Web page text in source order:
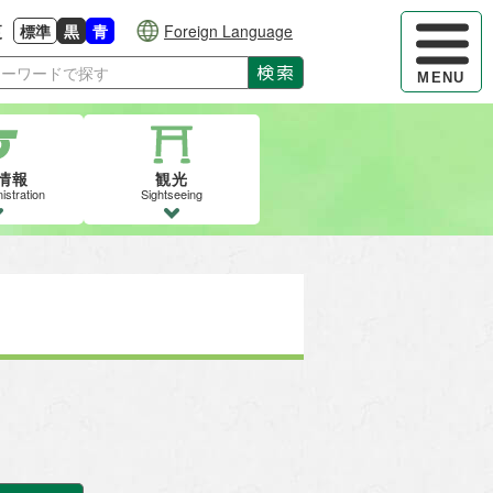
ハンバー
MENU
きさに戻す
標準
背景色の変更：白
黒
背景色の変更：黒
青
背景色の変更：青
Foreign Language
検索
報 観光
Sightseeing